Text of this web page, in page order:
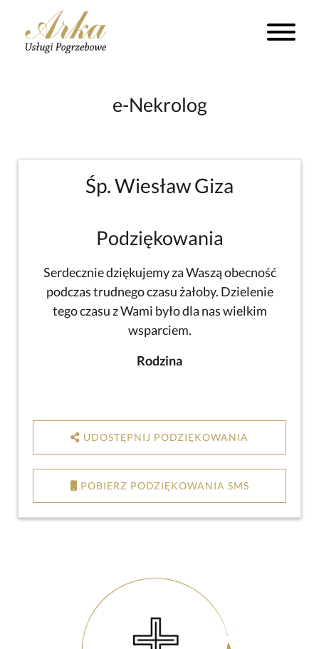
e-Nekrolog
Śp. Wiesław Giza
Podziękowania
Serdecznie dziękujemy za Waszą obecność
podczas trudnego czasu żałoby. Dzielenie
tego czasu z Wami było dla nas wielkim
wsparciem.
Rodzina
UDOSTĘPNIJ PODZIĘKOWANIA
POBIERZ PODZIĘKOWANIA SMS